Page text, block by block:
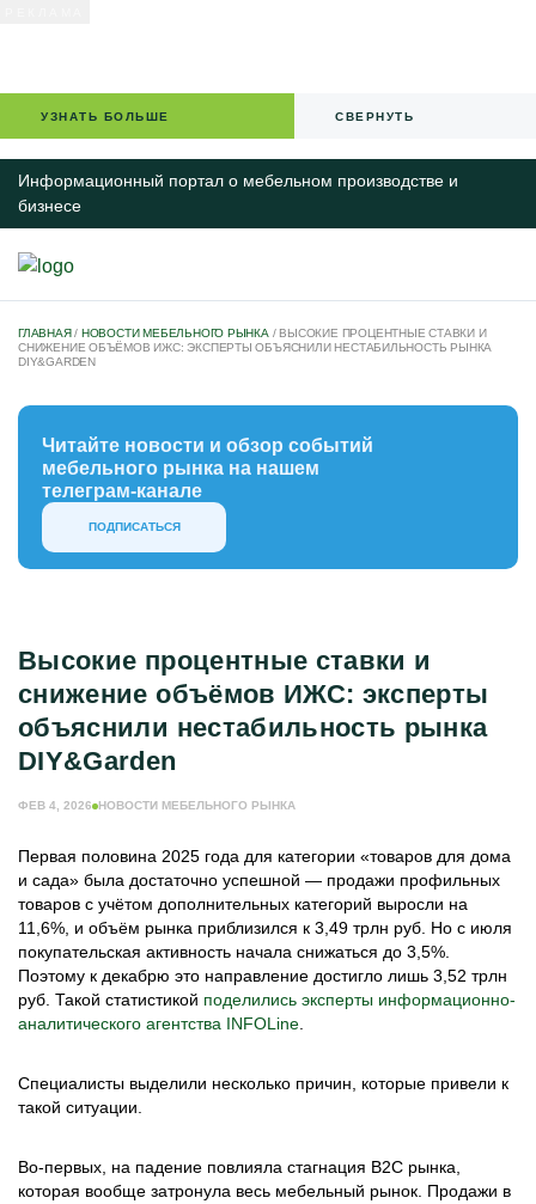
УЗНАТЬ БОЛЬШЕ СВЕРНУТЬ
Информационный портал о мебельном производстве и
бизнесе
IT-РЕШЕНИЯ ДЛЯ БИЗНЕСА
КАЛЕНДАРЬ МЕРОПРИЯТИЙ
СПЕЦПРОЕКТЫ
МЕБЕЛЬНЫЙ БИЗНЕС
МЕБЕЛЬНОЕ ПРОИЗВОДСТВО
ИНФОРМАЦИЯ О ПОРТАЛЕ
РЕКЛАМОДАТЕЛЯМ
ГЛАВНАЯ/ НОВОСТИ МЕБЕЛЬНОГО РЫНКА / ВЫСОКИЕ ПРОЦЕНТНЫЕ СТАВКИ И
СНИЖЕНИЕ ОБЪЁМОВ ИЖС: ЭКСПЕРТЫ ОБЪЯСНИЛИ НЕСТАБИЛЬНОСТЬ РЫНКА
DIY&GARDEN
Читайте новости и обзор событий
мебельного рынка на нашем
телеграм-канале
ПОДПИСАТЬСЯ
Высокие процентные ставки и
снижение объёмов ИЖС: эксперты
объяснили нестабильность рынка
DIY&Garden
ФЕВ 4, 2026 НОВОСТИ МЕБЕЛЬНОГО РЫНКА
Первая половина 2025 года для категории «товаров для дома
и сада» была достаточно успешной — продажи профильных
товаров с учётом дополнительных категорий выросли на
11,6%, и объём рынка приблизился к 3,49 трлн руб. Но с июля
покупательская активность начала снижаться до 3,5%.
Поэтому к декабрю это направление достигло лишь 3,52 трлн
руб. Такой статистикой поделились эксперты информационно-
аналитического агентства INFOLine
Специалисты выделили несколько причин, которые привели к
такой ситуации.
Во-первых, на падение повлияла стагнация В2С рынка,
которая вообще затронула весь мебельный рынок. Продажи в